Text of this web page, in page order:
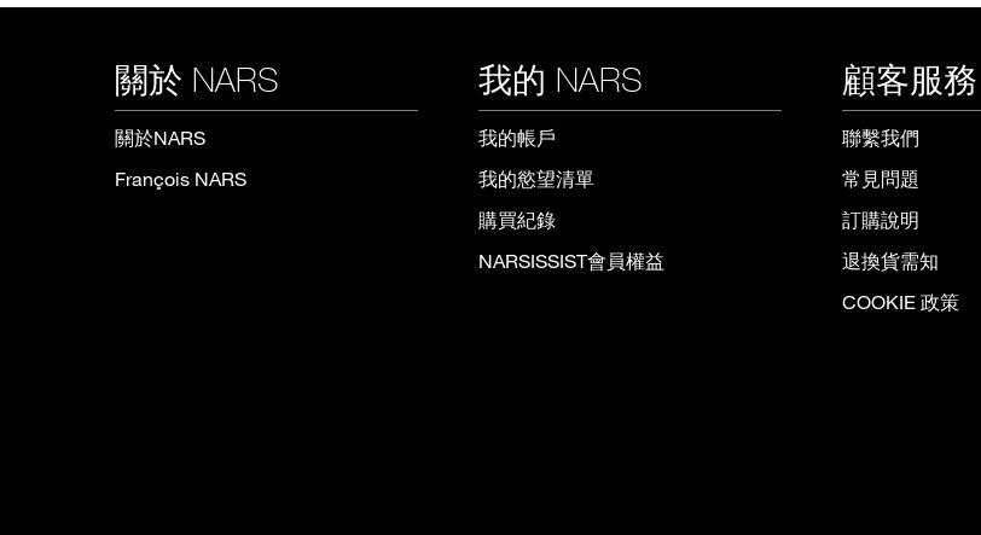
關於 NARS
關於NARS
François NARS
我的 NARS
我的帳戶
我的慾望清單
購買紀錄
NARSISSIST會員權益
顧客服務
聯繫我們
常見問題
訂購說明
退換貨需知
COOKIE 政策